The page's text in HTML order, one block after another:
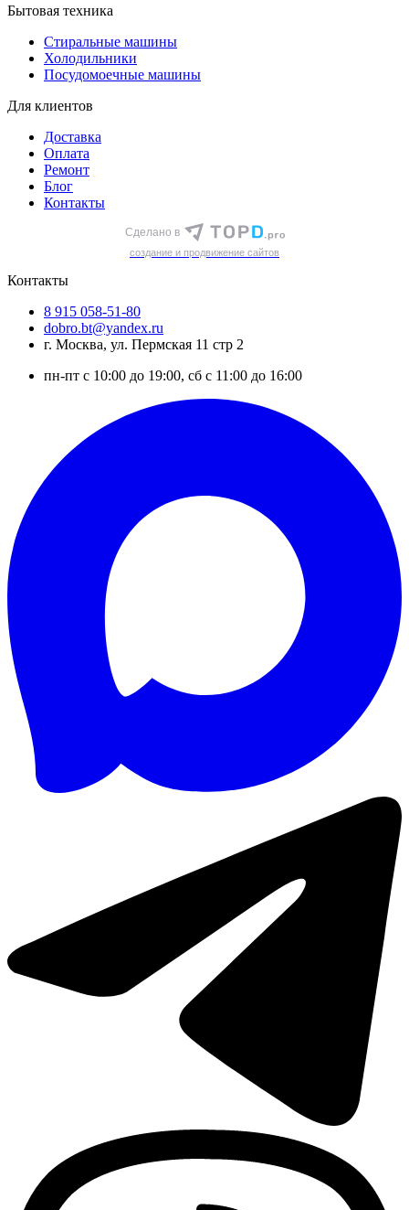
Бытовая техника
Стиральные машины
Холодильники
Посудомоечные машины
Для клиентов
Доставка
Оплата
Ремонт
Блог
Контакты
Сделано в
cоздание и продвижение сайтов
Контакты
8 915 058-51-80
dobro.bt@yandex.ru
г. Москва, ул. Пермская 11 стр 2
пн-пт с 10:00 до 19:00, сб с 11:00 до 16:00